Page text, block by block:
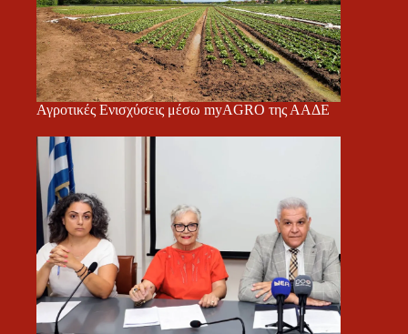
Αγροτικές Ενισχύσεις μέσω myAGRO της ΑΑΔΕ